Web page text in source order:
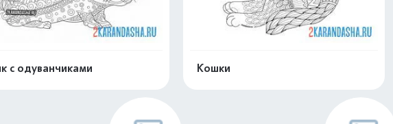
с одуванчиками Кошки